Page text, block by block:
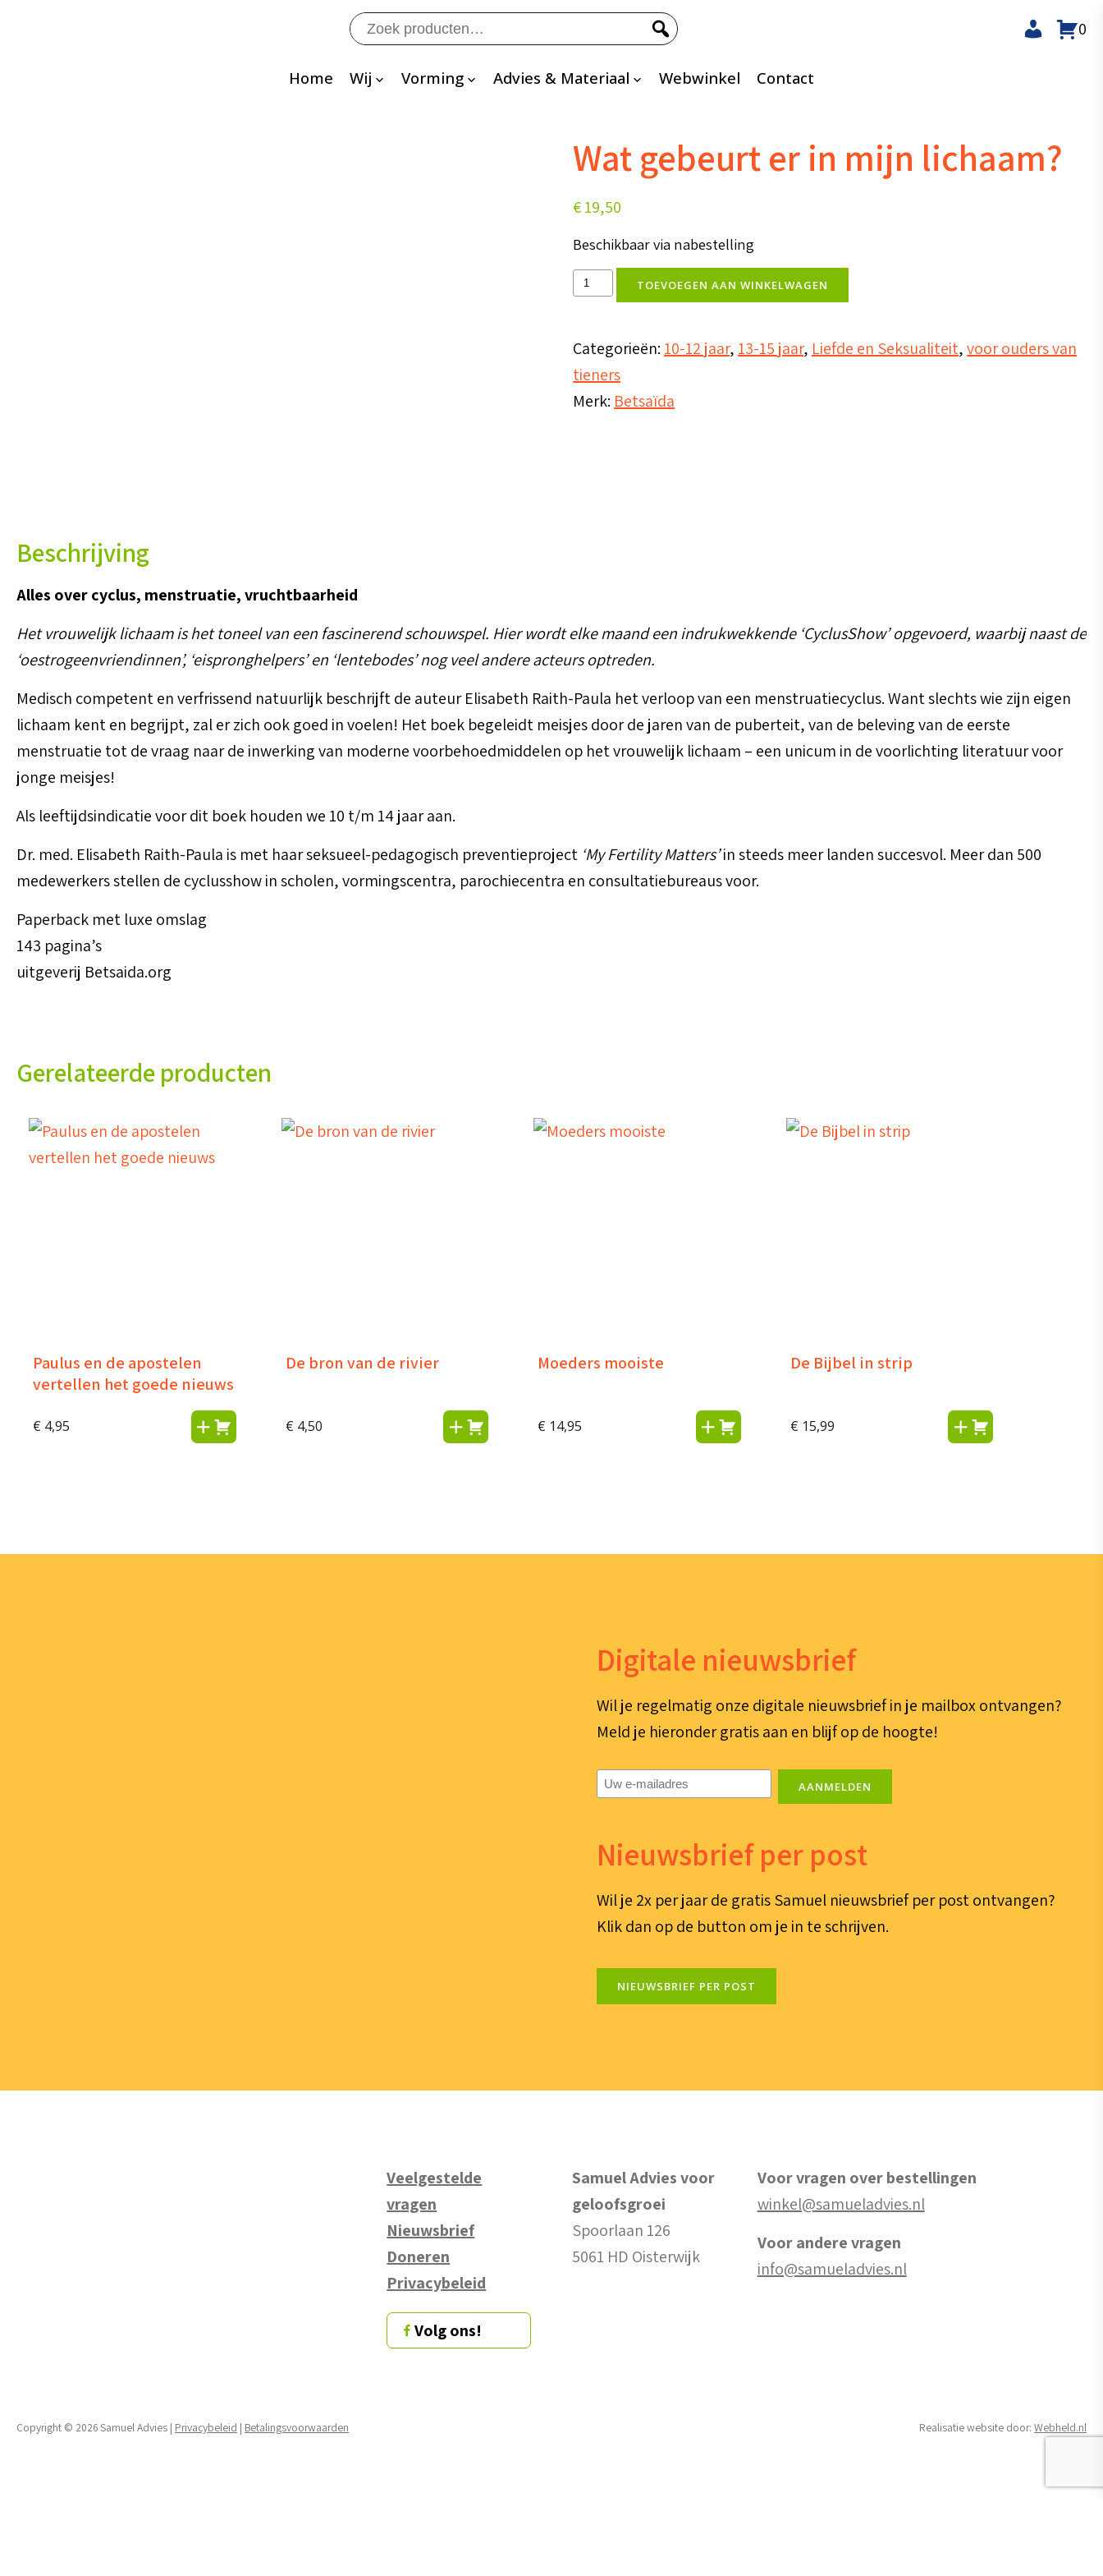
Zoeken
naar:
Home Wij Vorming Advies & Materiaal Webwinkel Contact
0
Wat gebeurt er in mijn lichaam?
€19,50
Beschikbaar via nabestelling
Wat
gebeurt
in
mijn
lichaam?
TOEVOEGEN AAN WINKELWAGEN
Categorieën: 10-12 jaar, 13-15 jaar, Liefde en Seksualiteit,voor ouders van
tieners
Merk: Betsaïda
Beschrijving
Alles over cyclus, menstruatie, vruchtbaarheid
Het vrouwelijk lichaam is het toneel van een fascinerend schouwspel. Hier wordt elke maand een indrukwekkende ‘CyclusShow’ opgevoerd, waarbij naast de
‘oestro­geen­vrien­dinnen’, ‘eisprong­helpers’ en ‘lentebodes’ nog veel andere acteurs optreden.
Medisch competent en verfrissend natuurlijk beschrijft de auteur Elisabeth Raith-Paula het verloop van een menstruatiecyclus. Want slechts wie zijn eigen
lichaam kent en begrijpt, zal er zich ook goed in voelen! Het boek begeleidt meisjes door de jaren van de puberteit, van de beleving van de eerste
menstruatie tot de vraag naar de inwerking van moderne voorbehoedmiddelen op het vrouwelijk lichaam – een unicum in de voorlichting literatuur voor
jonge meisjes!
Als leeftijdsindicatie voor dit boek houden we 10 t/m 14 jaar aan.
Dr. med. Elisabeth Raith-Paula is met haar seksueel-pedagogisch preventieproject ‘My Fertility Matters’in steeds meer landen succesvol. Meer dan 500
medewerkers stellen de cyclusshow in scholen, vormingscentra, parochiecentra en consultatiebureaus voor.
Paperback met luxe omslag
143 pagina’s
uitgeverij Betsaida.org
Gerelateerde producten
Paulus en de apostelen
vertellen het goede nieuws
€ 4,95
De bron van de rivier
€ 4,50
Moeders mooiste
€ 14,95
De Bijbel in strip
€ 15,99
Digitale nieuwsbrief
Wil je regelmatig onze digitale nieuwsbrief in je mailbox ontvangen?
Meld je hieronder gratis aan en blijf op de hoogte!
E-
mailadres(Vereist)
AANMELDEN
Nieuwsbrief per post
Wil je 2x per jaar de gratis Samuel nieuwsbrief per post ontvangen?
Klik dan op de button om je in te schrijven.
NIEUWSBRIEF PER POST
Veelgestelde
vragen
Nieuwsbrief
Doneren
Privacybeleid
Volg ons!
Samuel Advies voor
geloofsgroei
Spoorlaan 126
5061 HD Oisterwijk
Voor vragen over bestellingen
winkel@samueladvies.nl
Voor andere vragen
info@samueladvies.nl
Copyright © 2026 Samuel Advies | Privacybeleid | Betalingsvoorwaarden Realisatie website door: Webheld.nl